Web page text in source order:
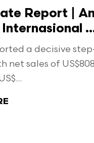
Report |
a decisive
net sales of